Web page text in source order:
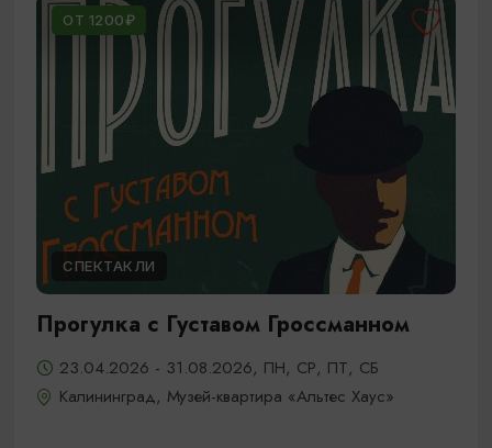
ОТ 1200₽
СПЕКТАКЛИ
Прогулка с Густавом Гроссманном
23.04.2026 - 31.08.2026, ПН, СР, ПТ, СБ
Калининград, Музей-квартира «Альтес Хаус»